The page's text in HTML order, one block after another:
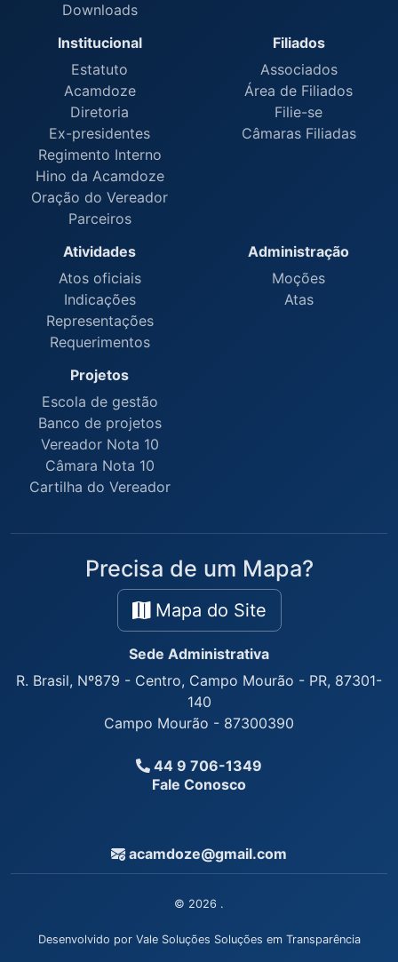
Downloads
Institucional
Estatuto
Acamdoze
Diretoria
Ex-presidentes
Regimento Interno
Hino da Acamdoze
Oração do Vereador
Parceiros
Filiados
Associados
Área de Filiados
Filie-se
Câmaras Filiadas
Atividades
Atos oficiais
Indicações
Representações
Requerimentos
Administração
Moções
Atas
Projetos
Escola de gestão
Banco de projetos
Vereador Nota 10
Câmara Nota 10
Cartilha do Vereador
Precisa de um Mapa?
Mapa do Site
Sede Administrativa
R. Brasil, Nº879 - Centro, Campo Mourão - PR, 87301-
140
Campo Mourão - 87300390
44 9 706-1349
Fale Conosco
acamdoze@gmail.com
© 2026 .
Desenvolvido por Vale Soluções Soluções em Transparência